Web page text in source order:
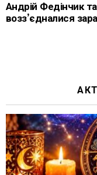
Андрій Федінчик
возз’єдналися